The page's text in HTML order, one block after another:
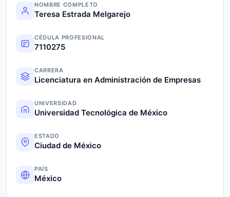
NOMBRE COMPLETO
Teresa Estrada Melgarejo
CÉDULA PROFESIONAL
7110275
CARRERA
Licenciatura en Administración de Empresas
UNIVERSIDAD
Universidad Tecnológica de México
ESTADO
Ciudad de México
PAÍS
México